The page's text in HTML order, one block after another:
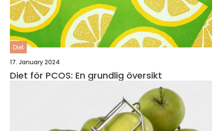
Diet
17. January 2024
Diet för PCOS: En grundlig översikt